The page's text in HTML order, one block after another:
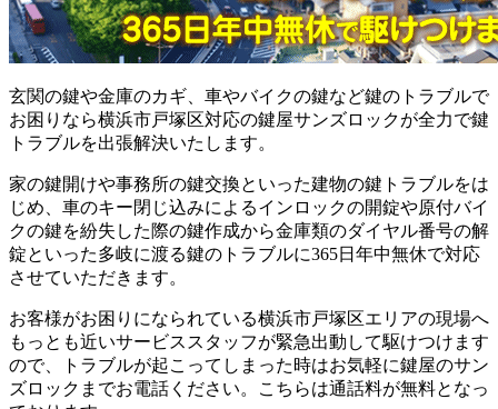
玄関の鍵や金庫のカギ、車やバイクの鍵など鍵のトラブルで
お困りなら横浜市戸塚区対応の鍵屋サンズロックが全力で鍵
トラブルを出張解決いたします。
家の鍵開けや事務所の鍵交換といった建物の鍵トラブルをは
じめ、車のキー閉じ込みによるインロックの開錠や原付バイ
クの鍵を紛失した際の鍵作成から金庫類のダイヤル番号の解
錠といった多岐に渡る鍵のトラブルに365日年中無休で対応
させていただきます。
お客様がお困りになられている横浜市戸塚区エリアの現場へ
もっとも近いサービススタッフが緊急出動して駆けつけます
ので、トラブルが起こってしまった時はお気軽に鍵屋のサン
ズロックまでお電話ください。こちらは通話料が無料となっ